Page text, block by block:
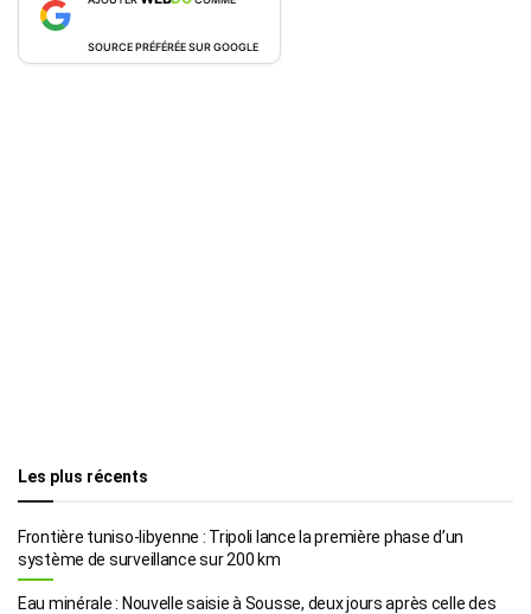
SOURCE PRÉFÉRÉE SUR GOOGLE
Les plus récents
Frontière tuniso-libyenne : Tripoli lance la première phase d’un
système de surveillance sur 200 km
Eau minérale : Nouvelle saisie à Sousse, deux jours après celle des